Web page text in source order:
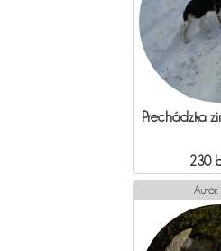
Prechádzka
230
Autor: